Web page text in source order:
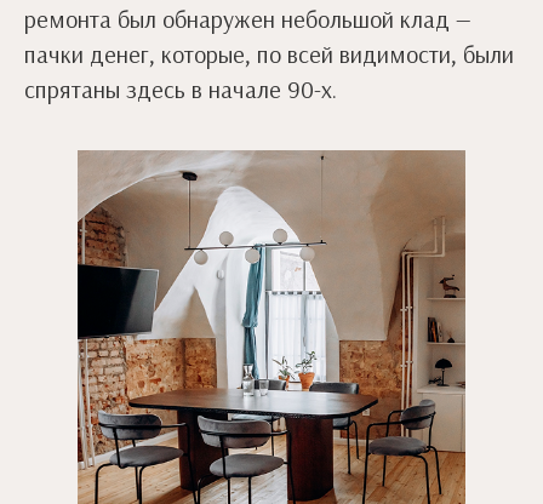
ремонта был обнаружен небольшой клад —
пачки денег, которые, по всей видимости, были
спрятаны здесь в начале 90-х.